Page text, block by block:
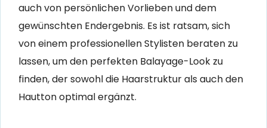
auch von persönlichen Vorlieben und dem
gewünschten Endergebnis. Es ist ratsam, sich
von einem professionellen Stylisten beraten zu
lassen, um den perfekten Balayage-Look zu
finden, der sowohl die Haarstruktur als auch den
Hautton optimal ergänzt.